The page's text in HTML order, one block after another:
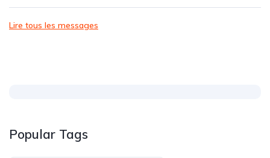
Lire tous les messages
Popular Tags